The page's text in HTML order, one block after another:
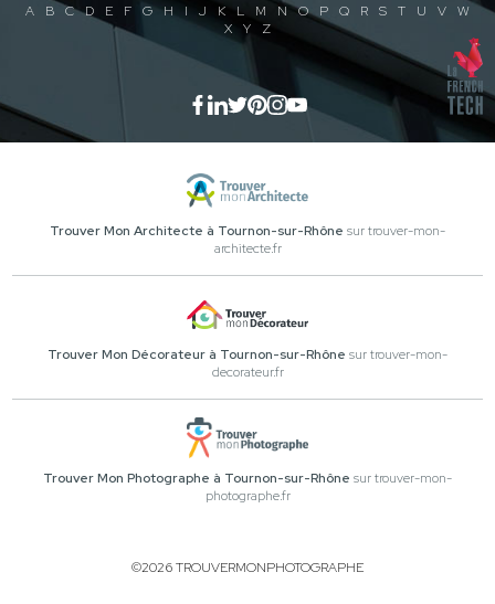
A
B C D E F G H I J K L M N O P Q R S T U V
W
X
Y Z
Trouver Mon Architecte à Tournon-sur-Rhône sur trouver-mon-
architecte.fr
Trouver Mon Décorateur à Tournon-sur-Rhône sur trouver-mon-
decorateur.fr
Trouver Mon Photographe à Tournon-sur-Rhône sur trouver-mon-
photographe.fr
©2026 TROUVERMONPHOTOGRAPHE